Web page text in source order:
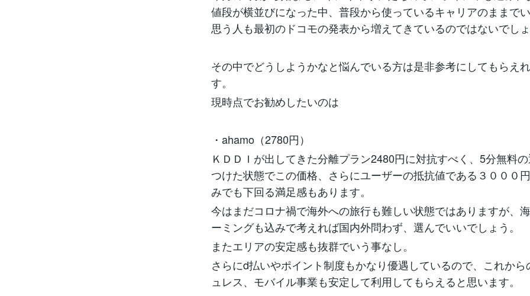
値段が横並びになった中、普段から使っているキャリアのままで
思う人も最初のドコモの発表から増えてきているのではないでし
その中でどうしようかなと悩んでいる方は是非参考にしてもらえ
す。
現時点でお勧めしたいのは
・ahamo（2780円）
ＫＤＤＩが出してきた分離プラン2480円に対抗すべく、5分無料
つけた状態でこの価格、さらにユーザーの抵抗値である３０００
みでも下回る満足感もあります。
今はまだコロナ禍で海外への旅行も難しい状態ではありますが、
ーミングも込みで考えれば国内外問わず、選んでいいでしょう。
またエリアの安定感も抜群でいう事なし。
さらにd払いやポイント制度もかなり優遇しているので、これから
ュレス、モバイル事業も安定して利用してもらえると思います。